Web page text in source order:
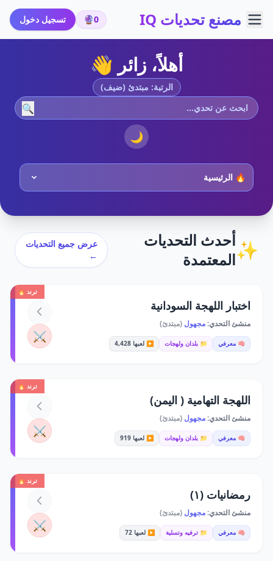
مصنع تحديات IQ 0
🔮 تسجيل دخول
أهلاً، زائر 👋
الرتبة: مبتدئ (ضيف)
🔍
🌙
✨أحدث التحديات
المعتمدة
عرض جميع التحديات
←
ترند 🔥
اختبار اللهجة السودانية
منشئ التحدي:مجهول (مبتدئ)
🧠 معرفي 📁 بلدان ولهجات ▶️ لعبها 4,428 ⚔️
ترند 🔥
اللهجة التهامية ( اليمن)
منشئ التحدي:مجهول (مبتدئ)
🧠 معرفي 📁 بلدان ولهجات ▶️ لعبها 919 ⚔️
ترند 🔥
رمضانيات (١)
منشئ التحدي:مجهول (مبتدئ)
🧠 معرفي 📁 ترفيه وتسلية ▶️ لعبها 72 ⚔️